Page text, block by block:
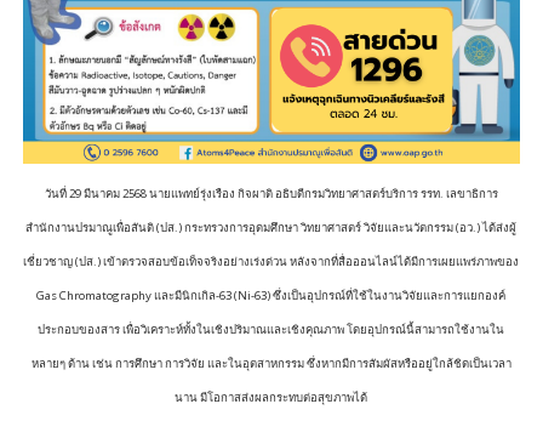
วันที่ 29 มีนาคม 2568 นายแพทย์รุ่งเรือง กิจผาติ อธิบดีกรมวิทยาศาสตร์บริการ รรท. เลขาธิการ
สำนักงานปรมาณูเพื่อสันติ (ปส.) กระทรวงการอุดมศึกษา วิทยาศาสตร์ วิจัยและนวัตกรรม (อว.) ได้ส่งผู้
เชี่ยวชาญ (ปส.) เข้าตรวจสอบข้อเท็จจริงอย่างเร่งด่วน หลังจากที่สื่อออนไลน์ได้มีการเผยแพร่ภาพของ
Gas Chromatography และมีนิกเกิล-63 (Ni-63) ซึ่งเป็นอุปกรณ์ที่ใช้ในงานวิจัยและการแยกองค์
ประกอบของสาร เพื่อวิเคราะห์ทั้งในเชิงปริมาณและเชิงคุณภาพ โดยอุปกรณ์นี้สามารถใช้งานใน
หลายๆ ด้าน เช่น การศึกษา การวิจัย และในอุตสาหกรรม ซึ่งหากมีการสัมผัสหรืออยู่ใกล้ชิดเป็นเวลา
นาน มีโอกาสส่งผลกระทบต่อสุขภาพได้